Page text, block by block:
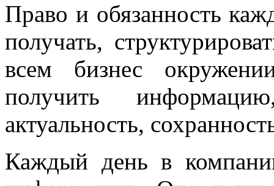
Право и обязанность
получать,
всем бизнес
получить
актуальность,
Каждый день в